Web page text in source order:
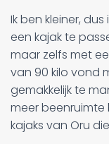
Ik ben kleiner,
een kajak te
maar zelfs met
van 90 kilo vond
gemakkelijk te
meer
kajaks van Oru